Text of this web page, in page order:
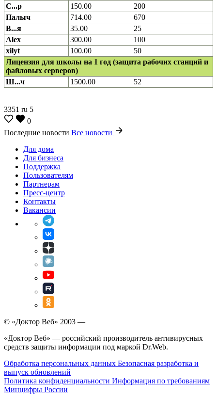
С...р
150.00
200
Палыч
714.00
670
В...я
35.00
25
Alex
300.00
100
xilyt
100.00
50
Лицензия для школы на 1 год (защита рабочих станций и
файловых серверов)
Ш...ч
1500.00 52
3351 ru 5
0
Последние новости Все новости
Для дома
Для бизнеса
Поддержка
Пользователям
Партнерам
Пресс-центр
Контакты
Вакансии
© «Доктор Веб» 2003 —
«Доктор Веб» — российский производитель антивирусных
средств защиты информации под маркой Dr.Web.
Обработка персональных данных Безопасная разработка и
выпуск обновлений
Политика конфиденциальности Информация по требованиям
Минцифры России